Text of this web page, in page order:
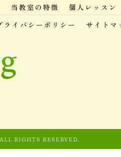
当教室の特徴 個人レッスン
ライバシーポリシー サイトマ
RIGHTS RESERVED.